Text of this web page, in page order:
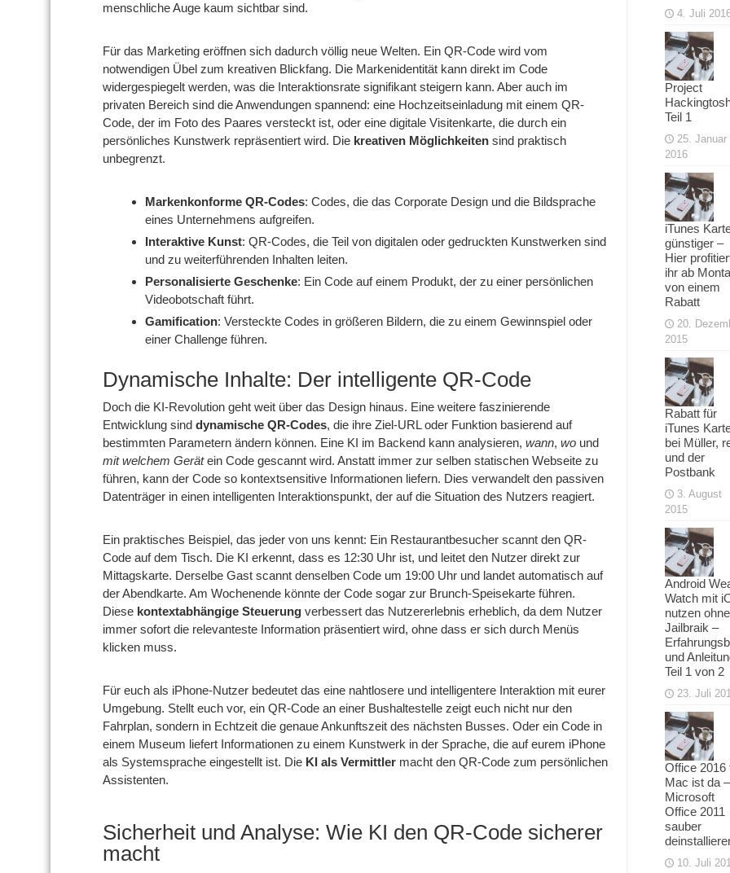
menschliche Auge kaum sichtbar sind.
Für das Marketing eröffnen sich dadurch völlig neue Welten. Ein QR-Code wird vom
notwendigen Übel zum kreativen Blickfang. Die Markenidentität kann direkt im Code
widergespiegelt werden, was die Interaktionsrate signifikant steigern kann. Aber auch im
privaten Bereich sind die Anwendungen spannend: eine Hochzeitseinladung mit einem QR-
Code, der im Foto des Paares versteckt ist, oder eine digitale Visitenkarte, die durch ein
persönliches Kunstwerk repräsentiert wird. Die kreativen Möglichkeiten sind praktisch
unbegrenzt.
Markenkonforme QR-Codes: Codes, die das Corporate Design und die Bildsprache
eines Unternehmens aufgreifen.
Interaktive Kunst: QR-Codes, die Teil von digitalen oder gedruckten Kunstwerken sind
und zu weiterführenden Inhalten leiten.
Personalisierte Geschenke: Ein Code auf einem Produkt, der zu einer persönlichen
Videobotschaft führt.
Gamification: Versteckte Codes in größeren Bildern, die zu einem Gewinnspiel oder
einer Challenge führen.
Dynamische Inhalte: Der intelligente QR-Code
Doch die KI-Revolution geht weit über das Design hinaus. Eine weitere faszinierende
Entwicklung sind dynamische QR-Codes, die ihre Ziel-URL oder Funktion basierend auf
bestimmten Parametern ändern können. Eine KI im Backend kann analysieren, wann, wo und
mit welchem Gerätein Code gescannt wird. Anstatt immer zur selben statischen Webseite zu
führen, kann der Code so kontextsensitive Informationen liefern. Dies verwandelt den passiven
Datenträger in einen intelligenten Interaktionspunkt, der auf die Situation des Nutzers reagiert.
Ein praktisches Beispiel, das jeder von uns kennt: Ein Restaurantbesucher scannt den QR-
Code auf dem Tisch. Die KI erkennt, dass es 12:30 Uhr ist, und leitet den Nutzer direkt zur
Mittagskarte. Derselbe Gast scannt denselben Code um 19:00 Uhr und landet automatisch auf
der Abendkarte. Am Wochenende könnte der Code sogar zur Brunch-Speisekarte führen.
Diese kontextabhängige Steuerung verbessert das Nutzererlebnis erheblich, da dem Nutzer
immer sofort die relevanteste Information präsentiert wird, ohne dass er sich durch Menüs
klicken muss.
Für euch als iPhone-Nutzer bedeutet das eine nahtlosere und intelligentere Interaktion mit eurer
Umgebung. Stellt euch vor, ein QR-Code an einer Bushaltestelle zeigt euch nicht nur den
Fahrplan, sondern in Echtzeit die genaue Ankunftszeit des nächsten Busses. Oder ein Code in
einem Museum liefert Informationen zu einem Kunstwerk in der Sprache, die auf eurem iPhone
als Systemsprache eingestellt ist. Die KI als Vermittler macht den QR-Code zum persönlichen
Assistenten.
Sicherheit und Analyse: Wie KI den QR-Code sicherer
macht
4. Juli
Project
Teil 1
25. Januar
2016
iTunes
günstiger –
Hier
ihr ab
von einem
Rabatt
20.
2015
Rabatt für
iTunes
bei Müller,
und der
Postbank
3. August
2015
Android
Watch mit
nutzen ohne
Jailbraik –
und
Teil 1 von 2
23. Juli
Office 2016
Mac ist da –
Microsoft
Office 2011
sauber
10. Juli